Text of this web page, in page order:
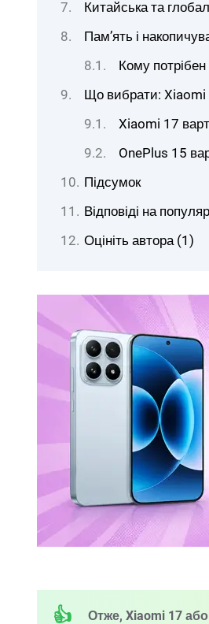
Китайська та
Пам’ять і
Кому потрібен
Що вибрати: Xiaomi
Xiaomi 17
OnePlus 15
Підсумок
Відповіді на
Оцініть автора (1)
Отже, Xiaomi 17